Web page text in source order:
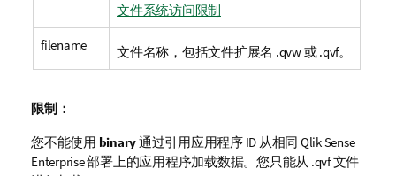
文件系统访问限制
filename 文件名称，包括文件扩展名 .qvw或.qvf。
限制：
您不能使用 binary通过引用应用程序 ID 从相同 Qlik Sense
Enterprise部署上的应用程序加载数据。您只能从 .qvf文件